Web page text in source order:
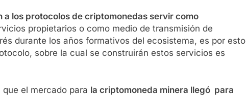
a los protocolos de criptomonedas servir como
propietarios o como medio de transmisión de
durante los años formativos del ecosistema, es por esto
sobre la cual se construirán estos servicios es
el mercado para la criptomoneda minera llegó para